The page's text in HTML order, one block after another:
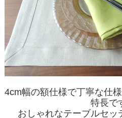
4cm幅の額仕様で丁寧な仕
特長で
おしゃれなテーブルセッ